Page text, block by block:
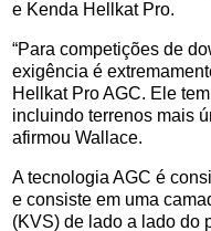
e Kenda Hellkat Pro.
“Para competições de
exigência é
Hellkat Pro AGC. Ele
incluindo terrenos mais
afirmou Wallace.
A tecnologia AGC é
e consiste em uma
(KVS) de lado a lado do